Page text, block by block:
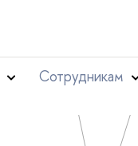
Сотрудникам